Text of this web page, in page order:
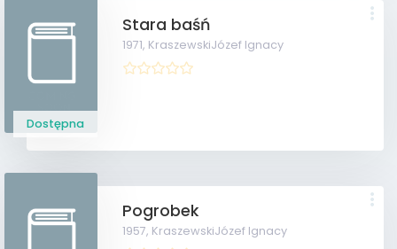
Dostępna
Stara baśń
1971, KraszewskiJózef Ignacy
Pogrobek
1957, KraszewskiJózef Ignacy